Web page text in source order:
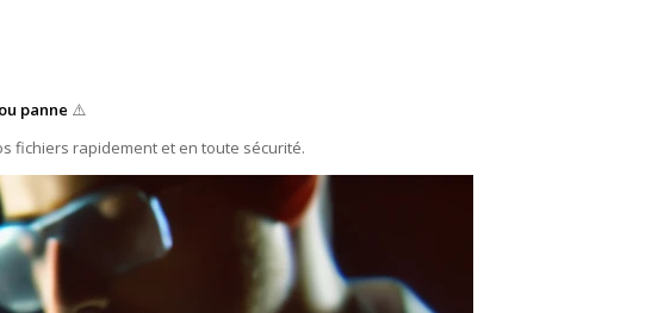
panne ⚠️
fichiers rapidement et en toute sécurité.